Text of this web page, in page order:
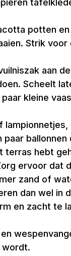
potten
Strik
aan
Scheelt
kleine
terras hebt
ervoor dat
zand of
dan wel in
en zacht te
wordt.